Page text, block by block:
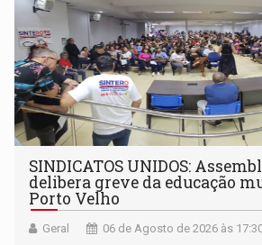
SINDICATOS UNIDOS:
delibera greve da educação
Porto Velho
Geral 06 de Agosto de 2026 às